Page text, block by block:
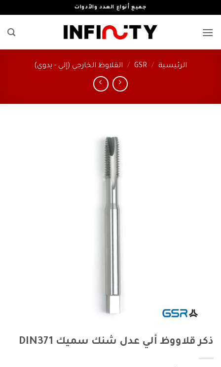
جميع أنواع العدد والأدوات
الرئيسية /
GSR
/ القلاوظ الخارجي (إلي - يدوي)
ذكر قلاووظ ألي عدل شنك سميك DIN371